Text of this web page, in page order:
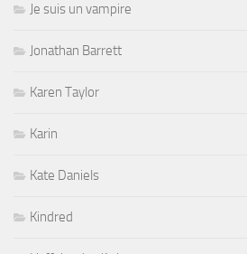
Je suis un vampire
Jonathan Barrett
Karen Taylor
Karin
Kate Daniels
Kindred